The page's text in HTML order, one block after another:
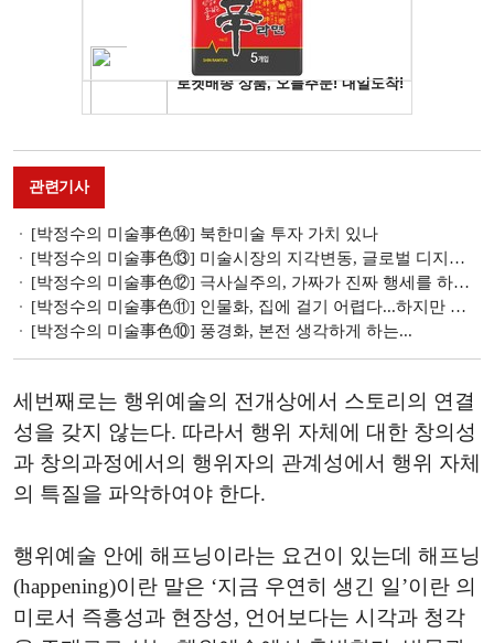
관련기사
[박정수의 미술事色⑭] 북한미술 투자 가치 있나
[박정수의 미술事色⑬] 미술시장의 지각변동, 글로벌 디지털 전략으로 온라인 미술시장 대비해야
[박정수의 미술事色⑫] 극사실주의, 가짜가 진짜 행세를 하는 시대
[박정수의 미술事色⑪] 인물화, 집에 걸기 어렵다...하지만 돈 된다
[박정수의 미술事色⑩] 풍경화, 본전 생각하게 하는...
세번째로는 행위예술의 전개상에서 스토리의 연결
성을 갖지 않는다. 따라서 행위 자체에 대한 창의성
과 창의과정에서의 행위자의 관계성에서 행위 자체
의 특질을 파악하여야 한다.
행위예술 안에 해프닝이라는 요건이 있는데 해프닝
(happening)이란 말은 ‘지금 우연히 생긴 일’이란 의
미로서 즉흥성과 현장성, 언어보다는 시각과 청각